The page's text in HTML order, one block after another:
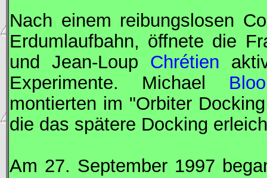
Nach einem reibungslosen
Erdumlaufbahn, öffnete die
und Jean-Loup Chrétien
Experimente. Michael
montierten im "Orbiter
die das spätere Docking
Am 27. September 1997